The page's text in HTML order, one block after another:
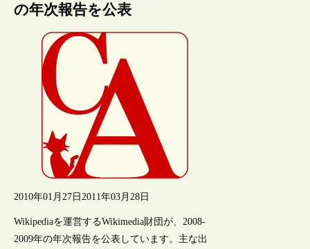
の年次報告を公表
2010年01月27日 2011年03月28日
Wikipediaを運営するWikimedia財団が、2008-
2009年の年次報告を公表しています。主な出